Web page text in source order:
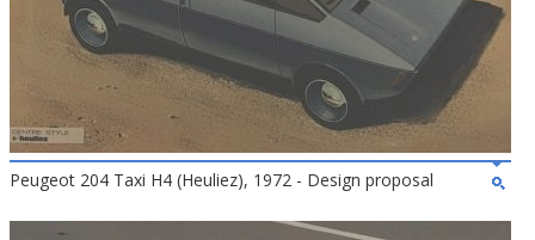
Peugeot 204 Taxi H4 (Heuliez), 1972 - Design proposal